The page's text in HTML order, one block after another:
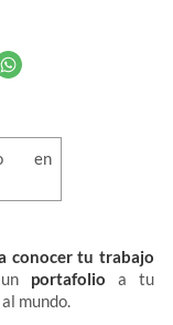
conocer tu trabajo
portafolio a tu
mundo.